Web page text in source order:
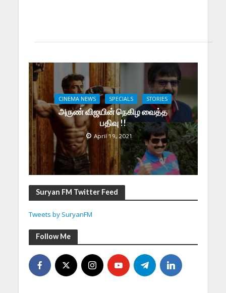
CINEMA NEWS SPECIALS STORIES
அருண் விஜயின் நெகிழ வைத்த
பதிவு !!
April 19, 2021
Suryan FM Twitter Feed
Tweets by SuryanFM
Follow Me